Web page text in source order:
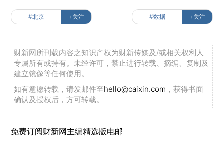
#北京 +关注 #数据 +关注
财新网所刊载内容之知识产权为财新传媒及/或相关权利人
专属所有或持有。未经许可，禁止进行转载、摘编、复制及
建立镜像等任何使用。
如有意愿转载，请发邮件至hello@caixin.com ，获得书面
确认及授权后，方可转载。
免费订阅财新网主编精选版电邮